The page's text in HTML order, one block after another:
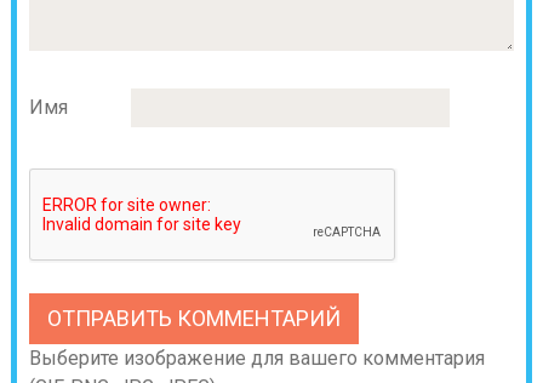
Имя
Выберите изображение для вашего комментария